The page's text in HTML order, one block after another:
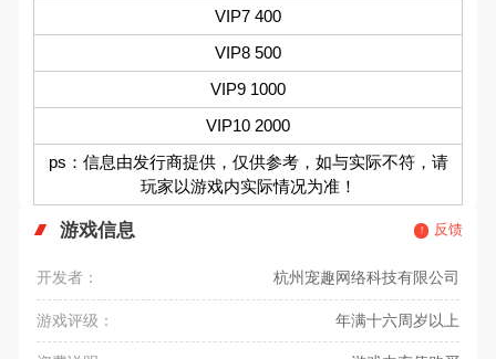
VIP7 400
VIP8 500
VIP9 1000
VIP10 2000
ps：信息由发行商提供，仅供参考，如与实际不符，请
玩家以游戏内实际情况为准！
游戏信息 反馈
开发者： 杭州宠趣网络科技有限公司
游戏评级： 年满十六周岁以上